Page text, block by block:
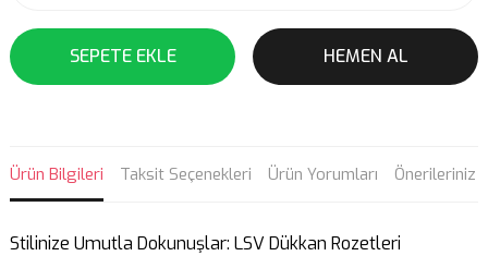
SEPETE EKLE HEMEN AL
Ürün Bilgileri Taksit Seçenekleri Ürün Yorumları Önerileriniz
Stilinize Umutla Dokunuşlar: LSV Dükkan Rozetleri